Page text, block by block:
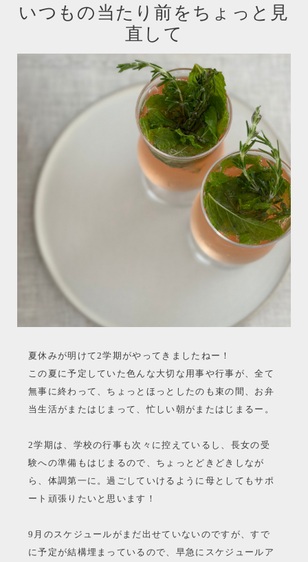
いつもの当たり前をちょっと見
直して
夏休みが明けて2学期がやってきましたねー！
この夏に予定していた色んな大切な用事や行事が、全て
無事に終わって、ちょっとほっとしたのも束の間、お弁
当生活がまたはじまって、忙しい朝がまたはじまるー。
2学期は、学校の行事も次々に控えているし、長女の受
験への準備もはじまるので、ちょっとどきどきしなが
ら、体調第一に。過ごしていけるように母としてもサポ
ート頑張りたいと思います！
9月のスケジュールがまだ出せていないのですが、すで
に予定が結構埋まっているので、早急にスケジュールア